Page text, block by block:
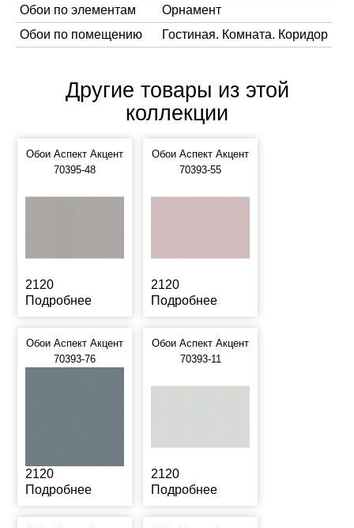
Обои по элементам
Орнамент
Обои по помещению
Гостиная. Комната. Коридор
Другие товары из этой
коллекции
Обои Аспект Акцент
70395-48
2120
Подробнее
Обои Аспект Акцент
70393-55
2120
Подробнее
Обои Аспект Акцент
70393-76
2120
Подробнее
Обои Аспект Акцент
70393-11
2120
Подробнее